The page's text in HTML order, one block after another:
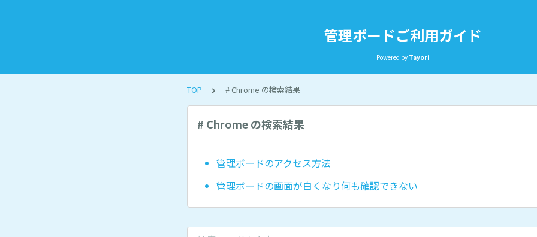
管理ボードご利用ガイド
Powered by Tayori
TOP # Chrome の検索結果
# Chrome の検索結果
管理ボードのアクセス方法
管理ボードの画面が白くなり何も確認できない